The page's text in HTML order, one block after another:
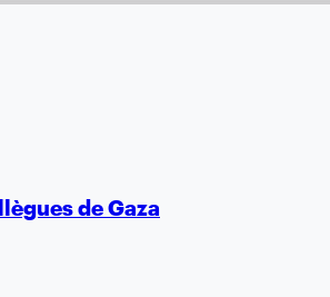
de Gaza